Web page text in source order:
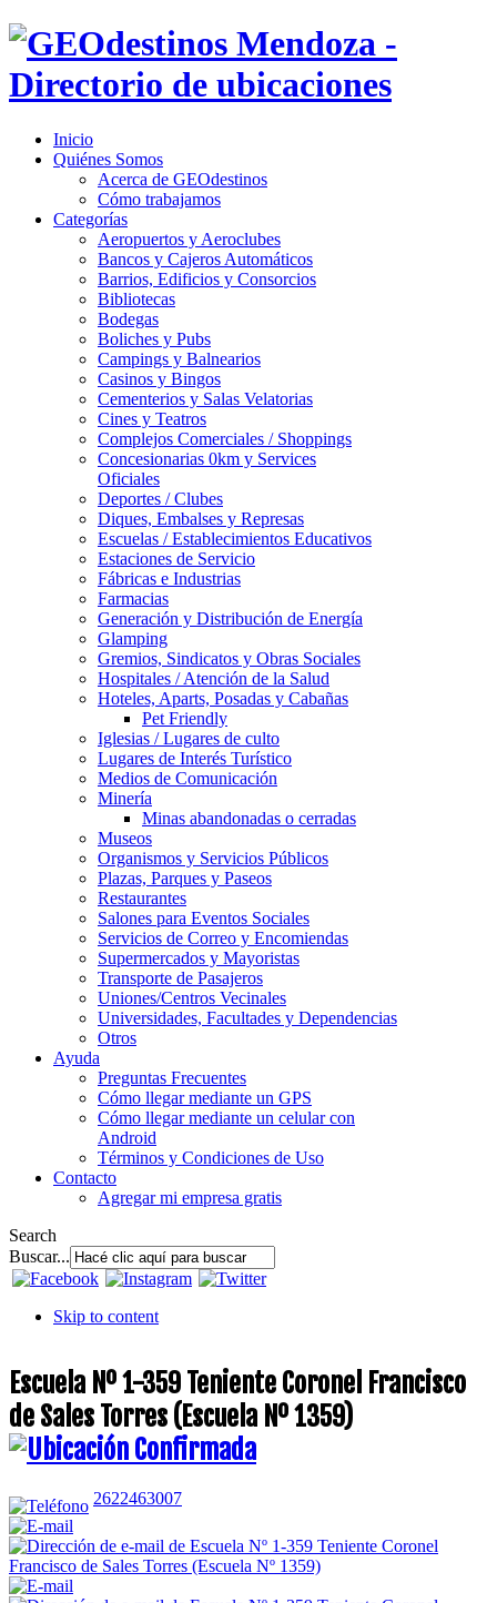
Inicio
Quiénes Somos
Acerca de GEOdestinos
Cómo trabajamos
Categorías
Aeropuertos y Aeroclubes
Bancos y Cajeros Automáticos
Barrios, Edificios y Consorcios
Bibliotecas
Bodegas
Boliches y Pubs
Campings y Balnearios
Casinos y Bingos
Cementerios y Salas Velatorias
Cines y Teatros
Complejos Comerciales / Shoppings
Concesionarias 0km y Services
Oficiales
Deportes / Clubes
Diques, Embalses y Represas
Escuelas / Establecimientos Educativos
Estaciones de Servicio
Fábricas e Industrias
Farmacias
Generación y Distribución de Energía
Glamping
Gremios, Sindicatos y Obras Sociales
Hospitales / Atención de la Salud
Hoteles, Aparts, Posadas y Cabañas
Pet Friendly
Iglesias / Lugares de culto
Lugares de Interés Turístico
Medios de Comunicación
Minería
Minas abandonadas o cerradas
Museos
Organismos y Servicios Públicos
Plazas, Parques y Paseos
Restaurantes
Salones para Eventos Sociales
Servicios de Correo y Encomiendas
Supermercados y Mayoristas
Transporte de Pasajeros
Uniones/Centros Vecinales
Universidades, Facultades y Dependencias
Otros
Ayuda
Preguntas Frecuentes
Cómo llegar mediante un GPS
Cómo llegar mediante un celular con
Android
Términos y Condiciones de Uso
Contacto
Agregar mi empresa gratis
Search
Buscar...
Skip to content
Escuela Nº 1-359 Teniente Coronel Francisco
de Sales Torres (Escuela Nº 1359)
2622463007